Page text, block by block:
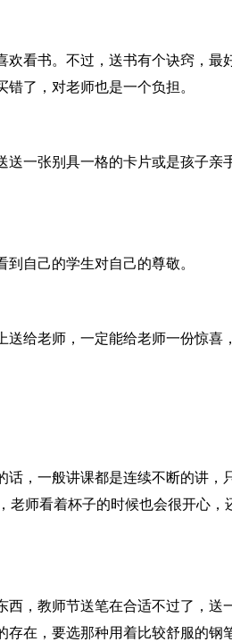
欢看书。不过，送书有个诀窍，最
了，对老师也是一个负担。
一张别具一格的卡片或是孩子亲
自己的学生对自己的尊敬。
送给老师，一定能给老师一份惊喜
话，一般讲课都是连续不断的讲，
老师看着杯子的时候也会很开心，
西，教师节送笔在合适不过了，送
在，要选那种用着比较舒服的钢